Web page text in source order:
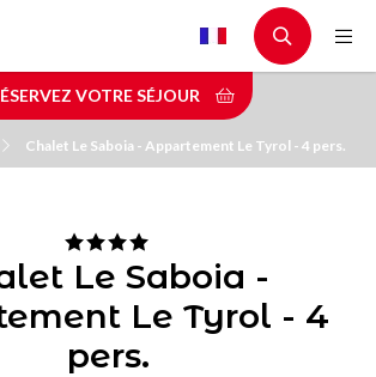
VOTRE SÉJOUR
Chalet Le Saboia - Appartement Le Tyrol - 4 pers.
Le Saboia -
Le Tyrol - 4
pers.